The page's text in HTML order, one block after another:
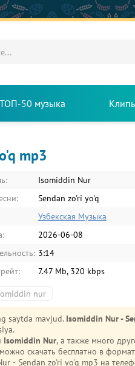
ТОП-50 музыка
mp3
Isomiddin Nur
Sendan zo'ri yo'q
Узбекская Музыка
2026-06-08
3:14
7.47 Mb, 320 kbps
nur
saytda mavjud. Isomiddin Nur -
Isomiddin Nur, а также много
можно скачать бесплатно в